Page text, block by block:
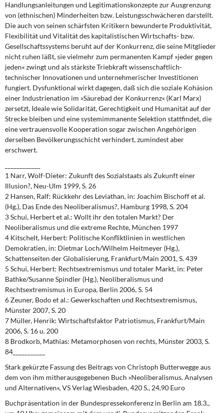
Handlungsanleitungen und Legitimationskonzepte zur Ausgrenzung
von (ethnischen) Minderheiten bzw. Leistungsschwächeren darstellt.
Die auch von seinen schärfsten Kritikern bewunderte Produktivität,
Flexibilität und Vitalität des kapitalistischen Wirtschafts- bzw.
Gesellschaftssystems beruht auf der Konkurrenz, die seine Mitglieder
nicht ruhen läßt, sie vielmehr zum permanenten Kampf »jeder gegen
jeden« zwingt und als stärkste Triebkraft wissenschaftlich-
technischer Innovationen und unternehmerischer Investitionen
fungiert. Dysfunktional wirkt dagegen, daß sich die soziale Kohäsion
einer Industrienation im »Säurebad der Konkurrenz« (Karl Marx)
zersetzt, Ideale wie Solidarität, Gerechtigkeit und Humanität auf der
Strecke bleiben und eine systemimmanente Selektion stattfindet, die
eine vertrauensvolle Kooperation sogar zwischen Angehörigen
derselben Bevölkerungsschicht verhindert, zumindest aber
erschwert.
1 Narr, Wolf-Dieter: Zukunft des Sozialstaats als Zukunft einer
Illusion?, Neu-Ulm 1999, S. 26
2 Hansen, Ralf: Rückkehr des Leviathan, in: Joachim Bischoff et al.
(Hg.), Das Ende des Neoliberalismus?, Hamburg 1998, S. 204
3 Schui, Herbert et al.: Wollt ihr den totalen Markt? Der
Neoliberalismus und die extreme Rechte, München 1997
4 Kitschelt, Herbert: Politische Konfliktlinien in westlichen
Demokratien, in: Dietmar Loch/Wilhelm Heitmeyer (Hg.),
Schattenseiten der Globalisierung, Frankfurt/Main 2001, S. 439
5 Schui, Herbert: Rechtsextremismus und totaler Markt, in: Peter
Bathke/Susanne Spindler (Hg.), Neoliberalismus und
Rechtsextremismus in Europa, Berlin 2006, S. 54
6 Zeuner, Bodo et al.: Gewerkschaften und Rechtsextremismus,
Münster 2007, S. 20
7 Müller, Henrik: Wirtschaftsfaktor Patriotismus, Frankfurt/Main
2006, S. 16 u. 200
8 Brodkorb, Mathias: Metamorphosen von rechts, Münster 2003, S.
84___________
Stark gekürzte Fassung des Beitrags von Christoph Butterwegge aus
dem von ihm mitherausgegebenen Buch »Neoliberalismus. Analysen
und Alternativen«, VS Verlag Wiesbaden, 420 S., 24,90 Euro
Buchpräsentation in der Bundespressekonferenz in Berlin am 18.3.,